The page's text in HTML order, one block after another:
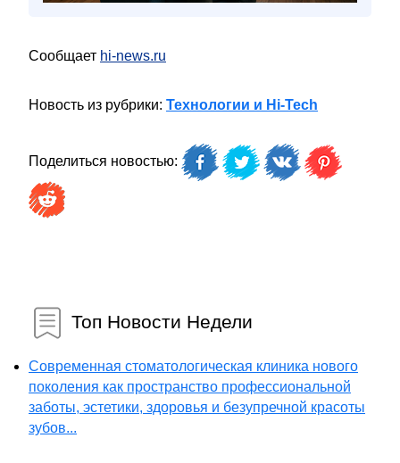
Сообщает hi-news.ru
Новость из рубрики: Технологии и Hi-Tech
Поделиться новостью:
Топ Новости Недели
Современная стоматологическая клиника нового
поколения как пространство профессиональной
заботы, эстетики, здоровья и безупречной красоты
зубов...